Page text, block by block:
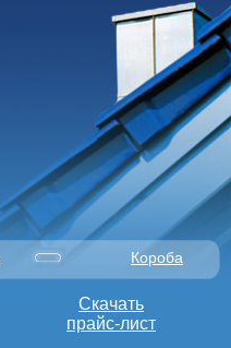
Короба
Скачать
прайс-лист